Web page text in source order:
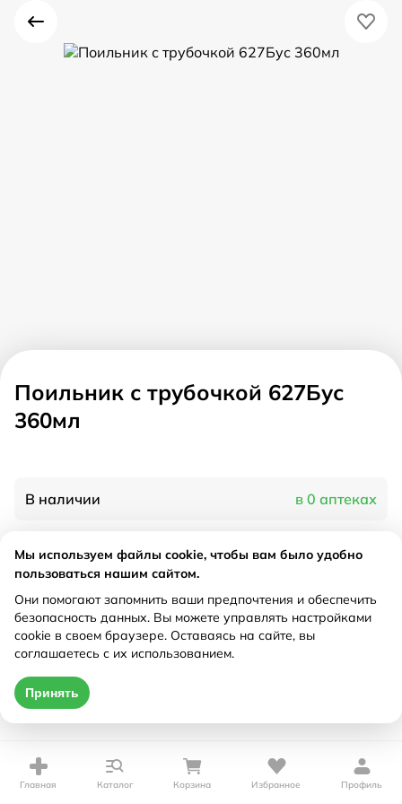
Поильник с трубочкой 627Бус
360мл
В наличии в 0 аптеках
Характеристики
Рецепт Не требуется
Цена действительна только при оформлении онлайн
Главная Каталог Корзина Избранное Профиль
Мы используем файлы cookie, чтобы вам было удобно
пользоваться нашим сайтом.
Они помогают запомнить ваши предпочтения и обеспечить
безопасность данных. Вы можете управлять настройками
cookie в своем браузере. Оставаясь на сайте, вы
соглашаетесь с их использованием.
Принять